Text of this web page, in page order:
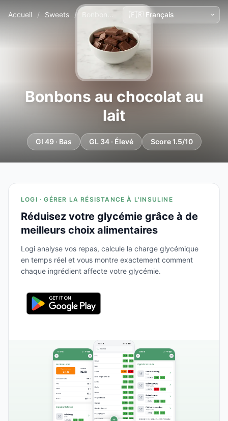
Accueil / Sweets / Bonbons au chocolat au lait
Bonbons au chocolat au
lait
GI 49 · Bas GL 34 · Élevé Score 1.5/10
LOGI · GÉRER LA RÉSISTANCE À L'INSULINE
Réduisez votre glycémie grâce à de
meilleurs choix alimentaires
Logi analyse vos repas, calcule la charge glycémique
en temps réel et vous montre exactement comment
chaque ingrédient affecte votre glycémie.